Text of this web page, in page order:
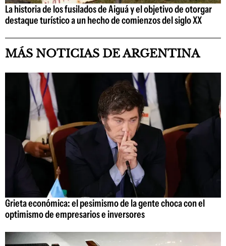
La historia de los fusilados de Aiguá y el objetivo de otorgar
destaque turístico a un hecho de comienzos del siglo XX
MÁS NOTICIAS DE ARGENTINA
Grieta económica: el pesimismo de la gente choca con el
optimismo de empresarios e inversores